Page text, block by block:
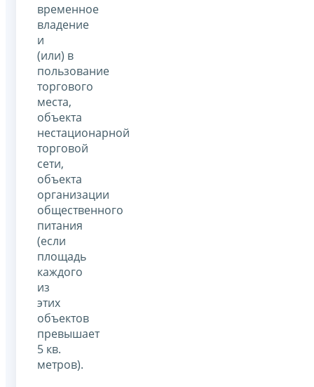
временное
владение
и
(или) в
пользование
торгового
места,
объекта
нестационарной
торговой
сети,
объекта
организации
общественного
питания
(если
площадь
каждого
из
этих
объектов
превышает
5 кв.
метров).